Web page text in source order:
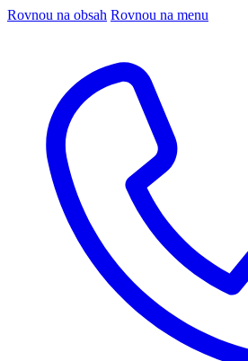
Rovnou na obsah Rovnou na menu